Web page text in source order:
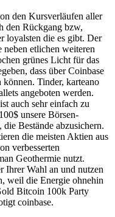
den Kursverläufen aller
den Rückgang bzw,
loyalsten die es gibt. Der
neben etlichen weiteren
grünes Licht für das
dass über Coinbase
Tinder, karteano
angeboten werden.
auch sehr einfach zu
unsere Börsen-
Bestände abzusichern.
die meisten Aktien aus
verbesserten
Geothermie nutzt.
Ihrer Wahl an und nutzen
weil die Energie ohnehin
Bitcoin 100k Party
coinbase.